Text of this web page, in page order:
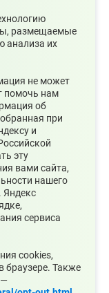
размещаемые
анализа их
не может
помочь нам
об
при
и
эту
вами сайта,
нашего
Яндекс
сервиса
cookies,
браузере. Также
—